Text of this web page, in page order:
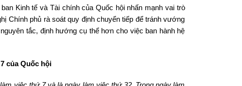
Kinh tế và Tài chính của Quốc hội nhấn mạnh vai trò
Chính phủ rà soát quy định chuyển tiếp để tránh vướng
tắc, định hướng cụ thể hơn cho việc ban hành hệ
của Quốc hội